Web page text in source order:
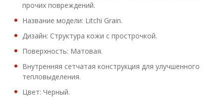
прочих повреждений.
Название модели: Litchi Grain.
Дизайн: Структура кожи с прострочкой.
Поверхность: Матовая.
Внутренняя сетчатая конструкция для улучшенного
тепловыделения.
Цвет: Черный.